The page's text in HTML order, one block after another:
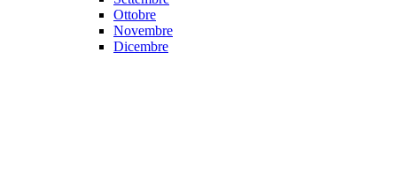
Ottobre
Novembre
Dicembre